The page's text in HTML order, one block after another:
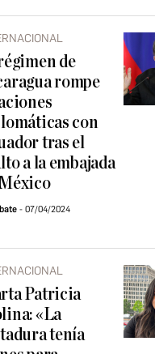
de
rompe
con
tras el
a la embajada
07/04/2024
Patricia
«La
tenía